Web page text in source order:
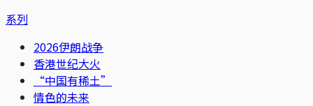
系列
2026伊朗战争
香港世纪大火
“中国有稀土”
情色的未来